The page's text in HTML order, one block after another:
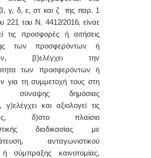
γ, δ, ε, στ και ζ της παρ. 1
221 του Ν. 4412/2016, είναι:
τις προσφορές ή αιτήσεις
των προσφερόντων ή
β)ελέγχει την
των προσφερόντων ή
για τη συμμετοχή τους στη
σύναψης δημόσιας
και αξιολογεί τις
δ)στο πλαίσιο
διαδικασίας με
ανταγωνιστικού
ή σύμπραξης καινοτομίας,